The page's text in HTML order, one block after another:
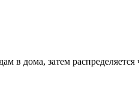
в дома, затем распределяется